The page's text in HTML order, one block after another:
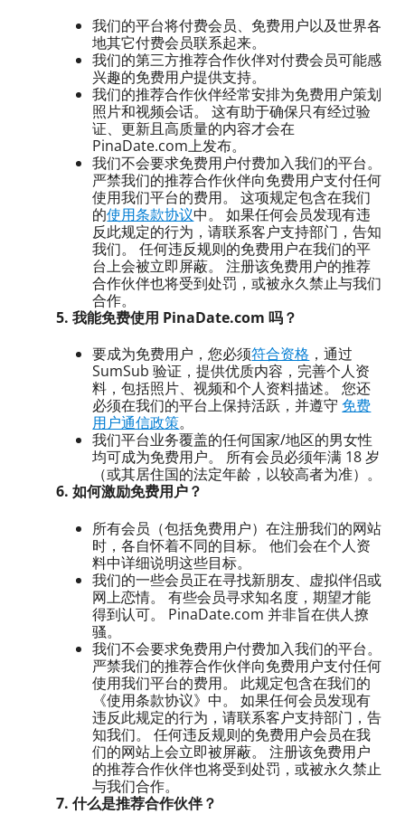
我们的平台将付费会员、免费用户以及世界各
地其它付费会员联系起来。
我们的第三方推荐合作伙伴对付费会员可能感
兴趣的免费用户提供支持。
我们的推荐合作伙伴经常安排为免费用户策划
照片和视频会话。 这有助于确保只有经过验
证、更新且高质量的内容才会在
PinaDate.com上发布。
我们不会要求免费用户付费加入我们的平台。
严禁我们的推荐合作伙伴向免费用户支付任何
使用我们平台的费用。 这项规定包含在我们
的使用条款协议中。 如果任何会员发现有违
反此规定的行为，请联系客户支持部门，告知
我们。 任何违反规则的免费用户在我们的平
台上会被立即屏蔽。 注册该免费用户的推荐
合作伙伴也将受到处罚，或被永久禁止与我们
合作。
5. 我能免费使用 PinaDate.com 吗？
要成为免费用户，您必须符合资格 ，通过
SumSub 验证，提供优质内容，完善个人资
料，包括照片、视频和个人资料描述。 您还
必须在我们的平台上保持活跃，并遵守 免费
用户通信政策。
我们平台业务覆盖的任何国家/地区的男女性
均可成为免费用户。 所有会员必须年满 18 岁
（或其居住国的法定年龄，以较高者为准）。
6. 如何激励免费用户？
所有会员（包括免费用户）在注册我们的网站
时，各自怀着不同的目标。 他们会在个人资
料中详细说明这些目标。
我们的一些会员正在寻找新朋友、虚拟伴侣或
网上恋情。 有些会员寻求知名度，期望才能
得到认可。 PinaDate.com 并非旨在供人撩
骚。
我们不会要求免费用户付费加入我们的平台。
严禁我们的推荐合作伙伴向免费用户支付任何
使用我们平台的费用。 此规定包含在我们的
《使用条款协议》中。 如果任何会员发现有
违反此规定的行为，请联系客户支持部门，告
知我们。 任何违反规则的免费用户会员在我
们的网站上会立即被屏蔽。 注册该免费用户
的推荐合作伙伴也将受到处罚，或被永久禁止
与我们合作。
7. 什么是推荐合作伙伴？